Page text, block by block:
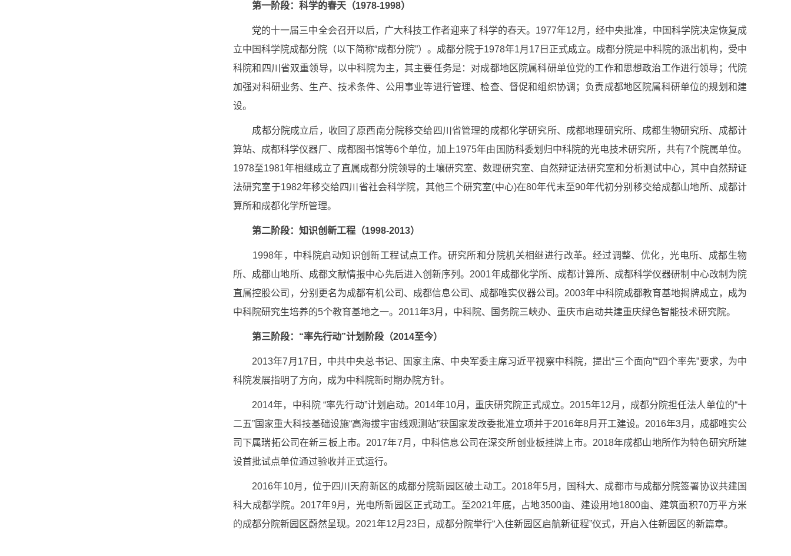
第一阶段：科学的春天（1978-1998）
党的十一届三中全会召开以后，广大科技工作者迎来了科学的春天。 1977年12月，经中央批准，中国科学院决定恢复成
立中国科学院成都分院（以下简称“成都分院”）。成都分院于1978年1月 17 日正式成立。成都分院是中科院的派出机构，受中
科院和四川省双重领导，以中科院为主，其主要任务是：对成都地区院属科研单位党的工作和思想政治工作进行领导；代院
加强对科研业务、生产、技术条件、公用事业等进行管理、检查、督促和组织协调；负责成都地区院属科研单位的规划和建
设。
成都分院成立后，收回了原西南分院移交给四川省管理的成都化学研究所、成都地理研究所、成都生物研究所、成都计
算站、成都科学仪器厂、成都图书馆等6个单位，加上1975年由国防科委划归中科院的光电技术研究所，共有7个院属单位。
1978至1981年相继成立了直属成都分院领导的土壤研究室、数理研究室、自然辩证法研究室和分析测试中心，其中自然辩证
法研究室于1982年移交给四川省社会科学院，其他三个研究室(中心)在80年代末至90年代初分别移交给成都山地所、成都计
算所和成都化学所管理。
第二阶段：知识创新工程（1998-2013）
1998年，中科院启动知识创新工程试点工作。研究所和分院机关相继进行改革。经过调整、优化，光电所、成都生物
所、成都山地所、成都文献情报中心先后进入创新序列。 2001年成都化学所、成都计算所、成都科学仪器研制中心改制为院
直属控股公司，分别更名为成都有机公司、成都信息公司、成都唯实仪器公司。 2003年中科院成都教育基地揭牌成立，成为
中科院研究生培养的5个教育基地之一。 2011年3月，中科院、国务院三峡办、重庆市启动共建重庆绿色智能技术研究院。
第三阶段：“率先行动”计划阶段（2014至今）
2013年7 月 17 日，中共中央总书记、国家主席、中央军委主席习近平视察中科院，提出“三个面向”“四个率先”要求，为中
科院发展指明了方向，成为中科院新时期办院方针。
2014年，中科院 “率先行动”计划启动。 2014年10月，重庆研究院正式成立。 2015年12月，成都分院担任法人单位的“十
二五”国家重大科技基础设施“高海拔宇宙线观测站”获国家发改委批准立项并于2016年8月开工建设。 2016年3月，成都唯实公
司下属瑞拓公司在新三板上市。 2017年7月，中科信息公司在深交所创业板挂牌上市。 2018年成都山地所作为特色研究所建
设首批试点单位通过验收并正式运行。
2016年10月，位于四川天府新区的成都分院新园区破土动工。 2018年5月，国科大、成都市与成都分院签署协议共建国
科大成都学院。 2017年9月，光电所新园区正式动工。至2021年底，占地3500亩、建设用地1800亩、建筑面积70万平方米
的成都分院新园区蔚然呈现。 2021年12月 23 日，成都分院举行“入住新园区启航新征程”仪式，开启入住新园区的新篇章。